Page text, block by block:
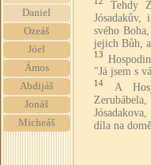
Daniel
Ozeáš
Jóel
Ámos
Abdijáš
Jonáš
Micheáš
Tehdy
Jósadakův,
svého
jejich Bůh,
13
"Já jsem s
14
A
díla na